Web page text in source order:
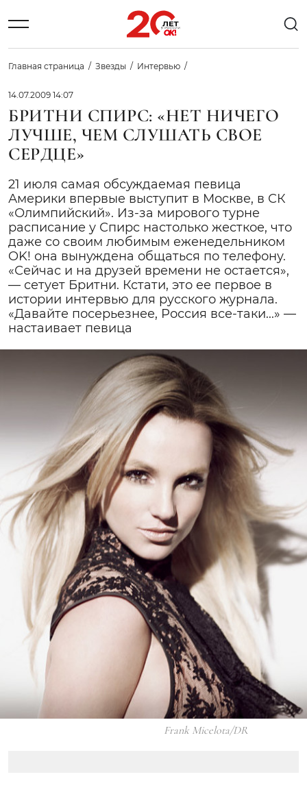
Главная страница Звезды Интервью
14.07.2009 14:07
БРИТНИ СПИРС: «НЕТ НИЧЕГО
ЛУЧШЕ, ЧЕМ СЛУШАТЬ СВОЕ
СЕРДЦЕ»
21 июля самая обсуждаемая певица
Америки впервые выступит в Москве, в СК
«Олимпийский». Из-за мирового турне
расписание у Спирс настолько жесткое, что
даже со своим любимым еженедельником
OK! она вынуждена общаться по телефону.
«Сейчас и на друзей времени не остается»,
— сетует Бритни. Кстати, это ее первое в
истории интервью для русского журнала.
«Давайте посерьезнее, Россия все-таки...» —
настаивает певица
Frank Micelota/DR